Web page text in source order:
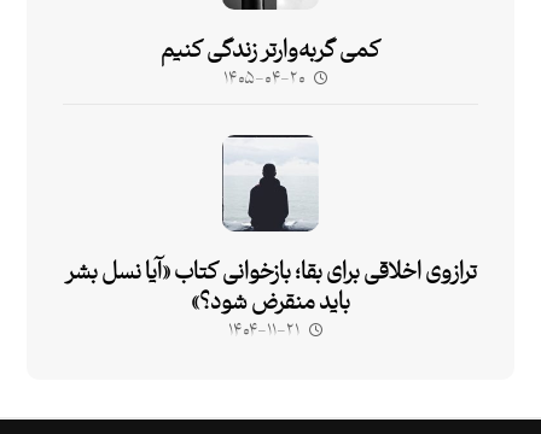
کمی گربه‌وارتر زندگی کنیم
۱۴۰۵-۰۴-۲۰
ترازوی اخلاقی برای بقا؛ بازخوانی کتاب «آیا نسل بشر
باید منقرض شود؟»
۱۴۰۴-۱۱-۲۱